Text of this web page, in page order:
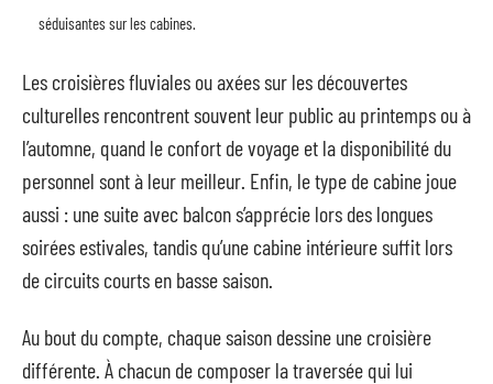
séduisantes sur les cabines.
Les croisières fluviales ou axées sur les découvertes
culturelles rencontrent souvent leur public au printemps ou à
l’automne, quand le confort de voyage et la disponibilité du
personnel sont à leur meilleur. Enfin, le type de cabine joue
aussi : une suite avec balcon s’apprécie lors des longues
soirées estivales, tandis qu’une cabine intérieure suffit lors
de circuits courts en basse saison.
Au bout du compte, chaque saison dessine une croisière
différente. À chacun de composer la traversée qui lui